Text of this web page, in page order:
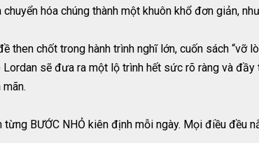
hóa chúng thành một khuôn khổ đơn giản,
then chốt trong hành trình nghĩ lớn, cuốn sách
sẽ đưa ra một lộ trình hết sức rõ ràng và
BƯỚC NHỎ kiên định mỗi ngày. Mọi điều đều